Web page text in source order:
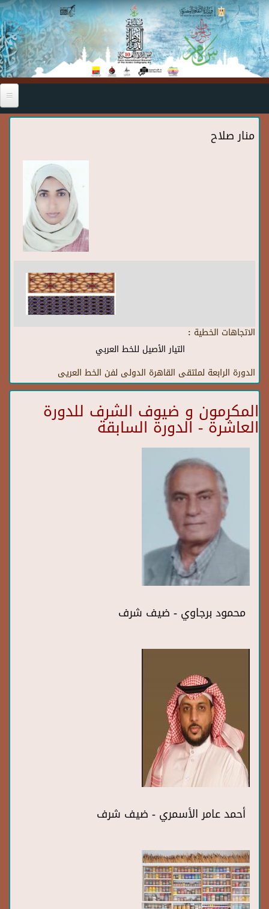
Skip to main content
منار صلاح
الاتجاهات الخطية :
التيار الأصيل للخط العربي
الدورة الرابعة لملتقى القاهرة الدولى لفن الخط العريى
المكرمون و ضيوف الشرف للدورة
العاشرة - الدورة السابقة
محمود برجاوي - ضيف شرف
أحمد عامر الأسمري - ضيف شرف